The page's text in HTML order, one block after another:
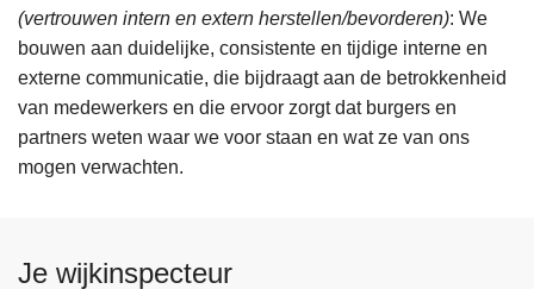
(vertrouwen intern en extern herstellen/bevorderen)​: ​We
bouwen aan duidelijke, consistente en tijdige interne en
externe communicatie, die bijdraagt aan de betrokkenheid
van medewerkers en die ervoor zorgt dat burgers en
partners weten waar we voor staan en wat ze van ons
mogen verwachten.
Je wijkinspecteur